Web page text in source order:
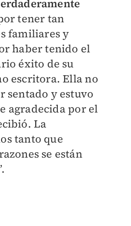
tener tan
familiares y
haber tenido el
éxito de su
escritora. Ella no
sentado y estuvo
agradecida por el
La
tanto que
se están